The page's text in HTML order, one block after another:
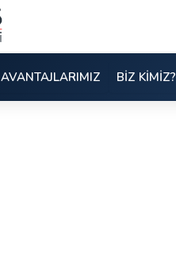
AVANTAJLARIMIZ BİZ KİMİZ?